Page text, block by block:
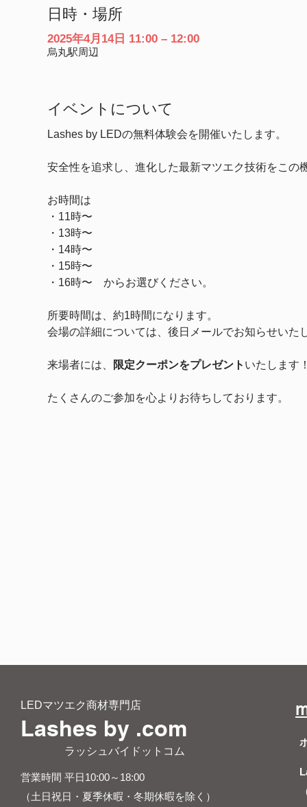
日時・場所
2025年4月14日 11:00 – 12:00
烏丸駅周辺
イベントについて
Lashes by LEDの無料体験会を開催いたします。
安全性を追求し、進化した最新マツエク技術をこの
お時間は
・11時〜
・13時〜
・14時〜
・15時〜
・16時〜　からお選びください。
所要時間は、約1時間になります。
会場の詳細については、後日メールでお知らせいた
来場者には、 限定クーポンをプレゼント いたします
たくさんのご参加を心よりお待ちしております。
LEDマツエク商材専門店
Lashes by .com
​ ラッシュバイドットコム
営業時間 平日10:00～18:00
（土日祝日・夏季休暇・冬期休暇を除く）